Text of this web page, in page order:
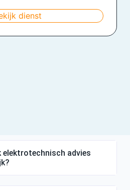
dienst
elektrotechnisch advies